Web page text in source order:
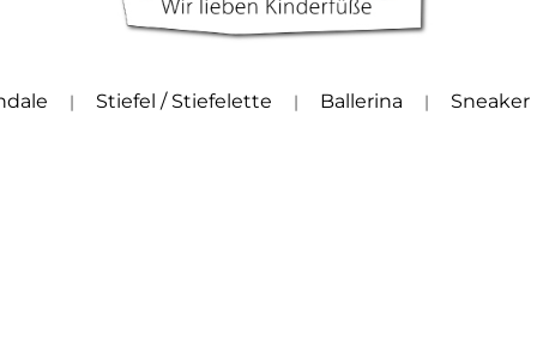
Stiefel / Stiefelette Ballerina Sneaker